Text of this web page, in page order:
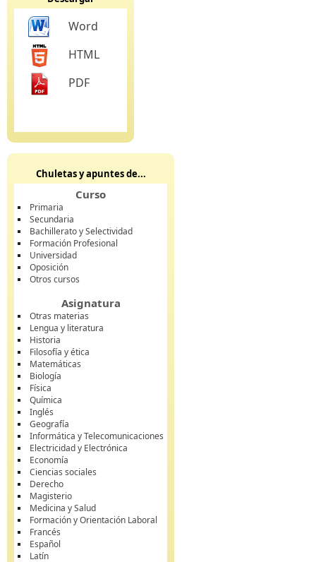
Word
HTML
PDF
Chuletas y apuntes de...
Curso
Primaria
Secundaria
Bachillerato y Selectividad
Formación Profesional
Universidad
Oposición
Otros cursos
Asignatura
Otras materias
Lengua y literatura
Historia
Filosofía y ética
Matemáticas
Biología
Física
Química
Inglés
Geografía
Informática y Telecomunicaciones
Electricidad y Electrónica
Economía
Ciencias sociales
Derecho
Magisterio
Medicina y Salud
Formación y Orientación Laboral
Francés
Español
Latín